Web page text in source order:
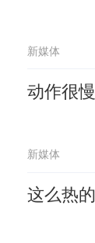
新媒体
动作很
新媒体
这么热